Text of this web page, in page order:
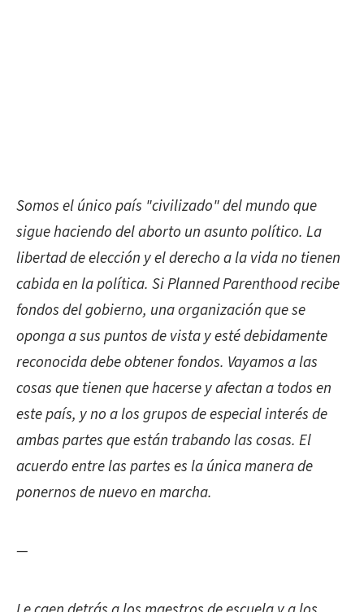
Somos elúnico país "civilizado" del mundo que
sigue haciendo del aborto un asunto político. La
libertad de elección y el derecho a la vida no tienen
cabida en la política. Si Planned Parenthood recibe
fondos del gobierno, una organización que se
oponga a sus puntos de vista y esté debidamente
reconocida debe obtener fondos. Vayamos a las
cosas que tienen que hacerse y afectan a todos en
este país, y no a los grupos de especial interés de
ambas partes que están trabando las cosas. El
acuerdo entre las partes es la única manera de
ponernos de nuevo en marcha.
—